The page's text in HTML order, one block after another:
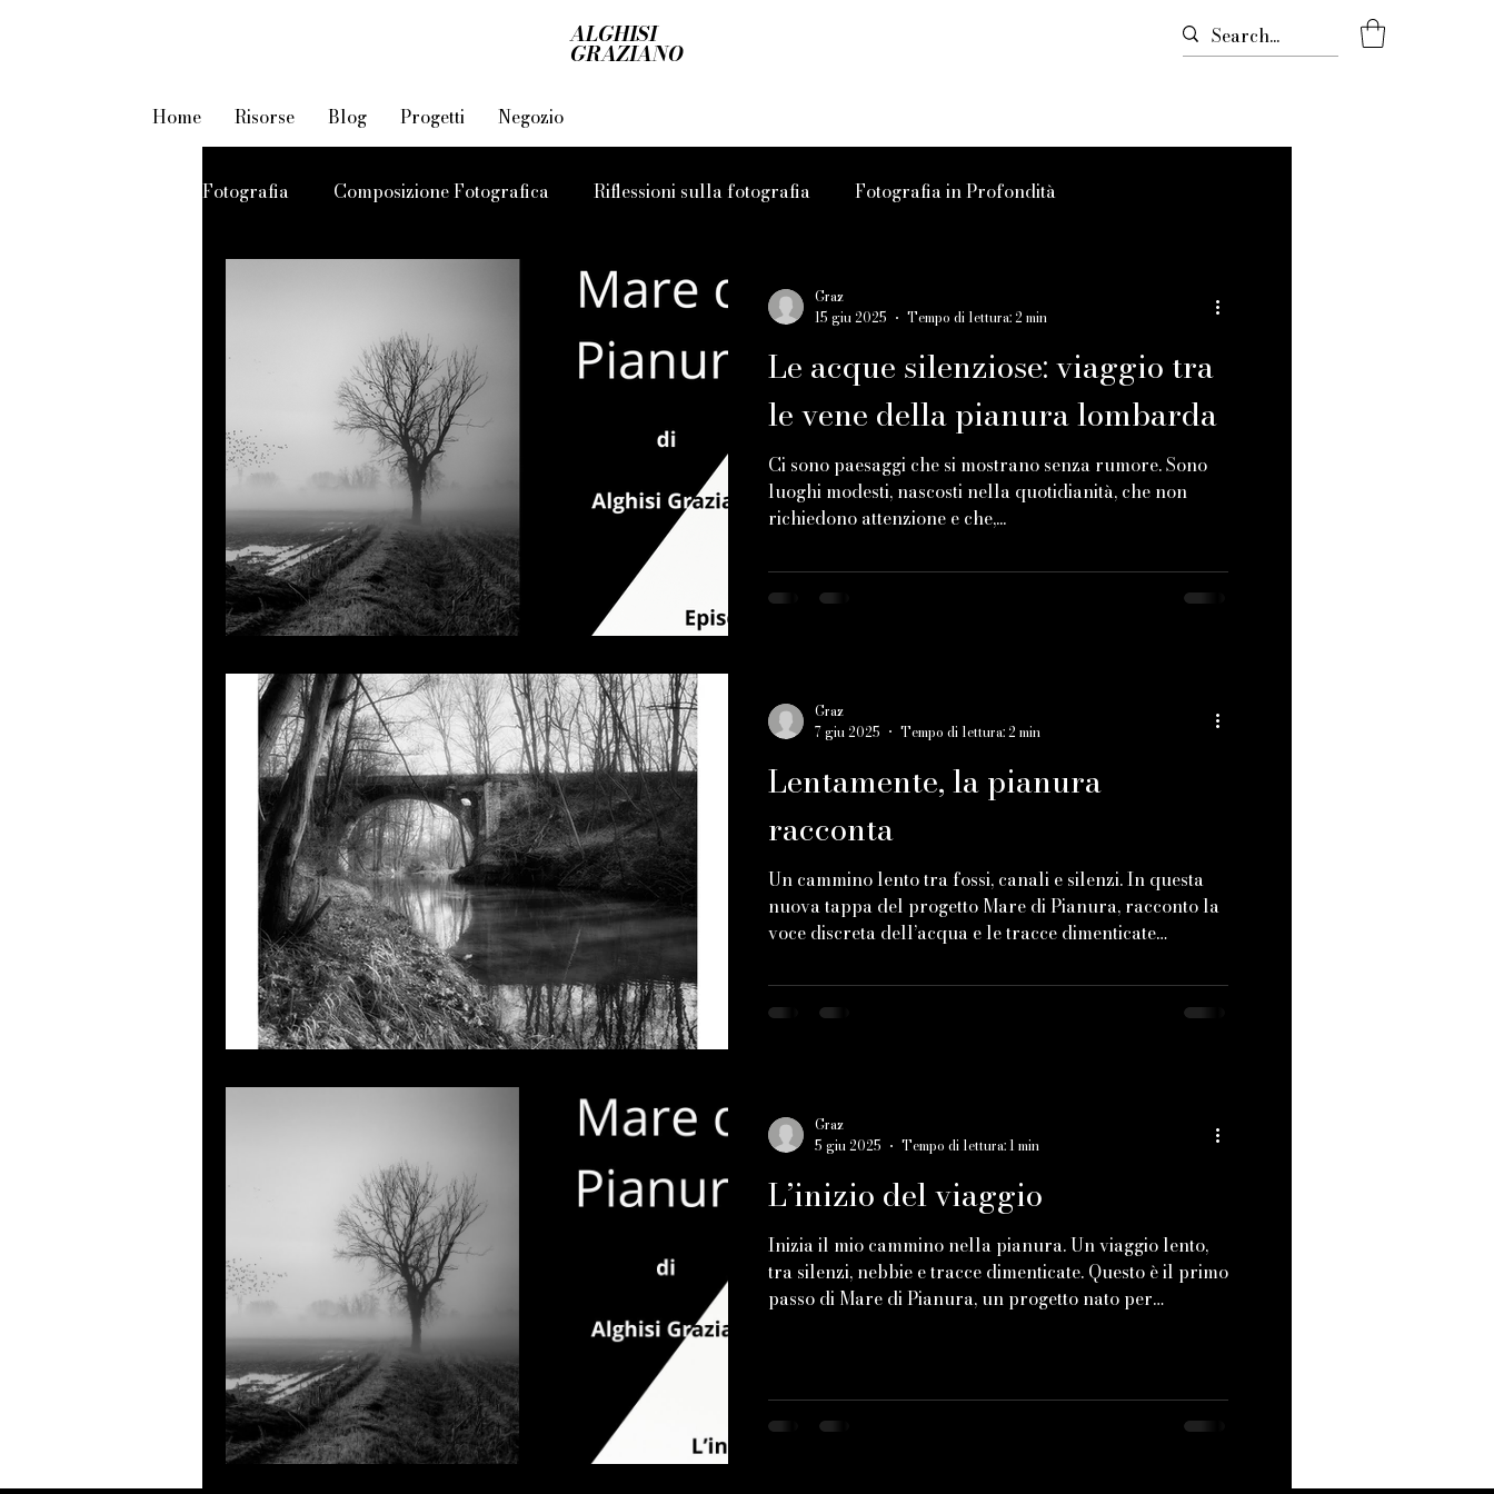
ALGHISI
GRAZIANO
Home Risorse Blog Progetti Negozio
Fotografia Composizione Fotografica Riflessioni sulla fotografia Fotografia in Profondità
Mare di Pianura Mostra Libro Grandi Autori
Le acque silenziose: viaggio tra
le vene della pianura lombarda
Ci sono paesaggi che si mostrano senza rumore. Sono
luoghi modesti, nascosti nella quotidianità, che non
richiedono attenzione e che,...
Graz
15 giu 2025
Tempo di lettura: 2 min
Lentamente, la pianura
racconta
Un cammino lento tra fossi, canali e silenzi. In questa
nuova tappa del progetto Mare di Pianura, racconto la
voce discreta dell’acqua e le tracce dimenticate
scoprire.
Graz
7 giu 2025
Tempo di lettura: 2 min
L’inizio del viaggio
Inizia il mio cammino nella pianura. Un viaggio lento,
tra silenzi, nebbie e tracce dimenticate. Questo è il primo
passo di Mare di Pianura, un progetto nato per
Graz
5 giu 2025
Tempo di lettura: 1 min